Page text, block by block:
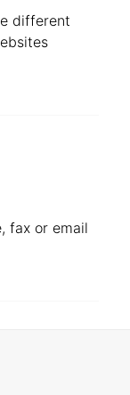
different
fax or email